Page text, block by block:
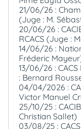
21/06/26 :
(Juge : M.
20/06/26 :
RCACS (Juge :
14/06/26 :
Fréderic
13/06/26 :
: Bernard
04/04/2026 :
Victor Manuel
25/10/25 :
Christian Sallet)
03/08/25 :